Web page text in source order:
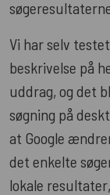
Vi har selv
beskrivelse på
uddrag, og det
søgning på
at Google
det enkelte
lokale